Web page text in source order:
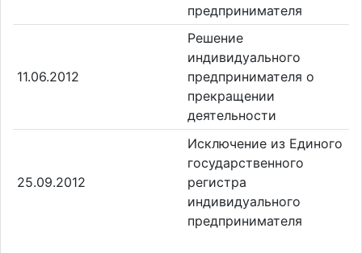
предпринимателя
11.06.2012
Решение
индивидуального
предпринимателя о
прекращении
деятельности
25.09.2012
Исключение из Единого
государственного
регистра
индивидуального
предпринимателя